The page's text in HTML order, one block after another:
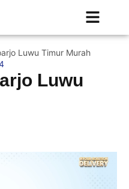
Luwu Timur Murah
Luwu